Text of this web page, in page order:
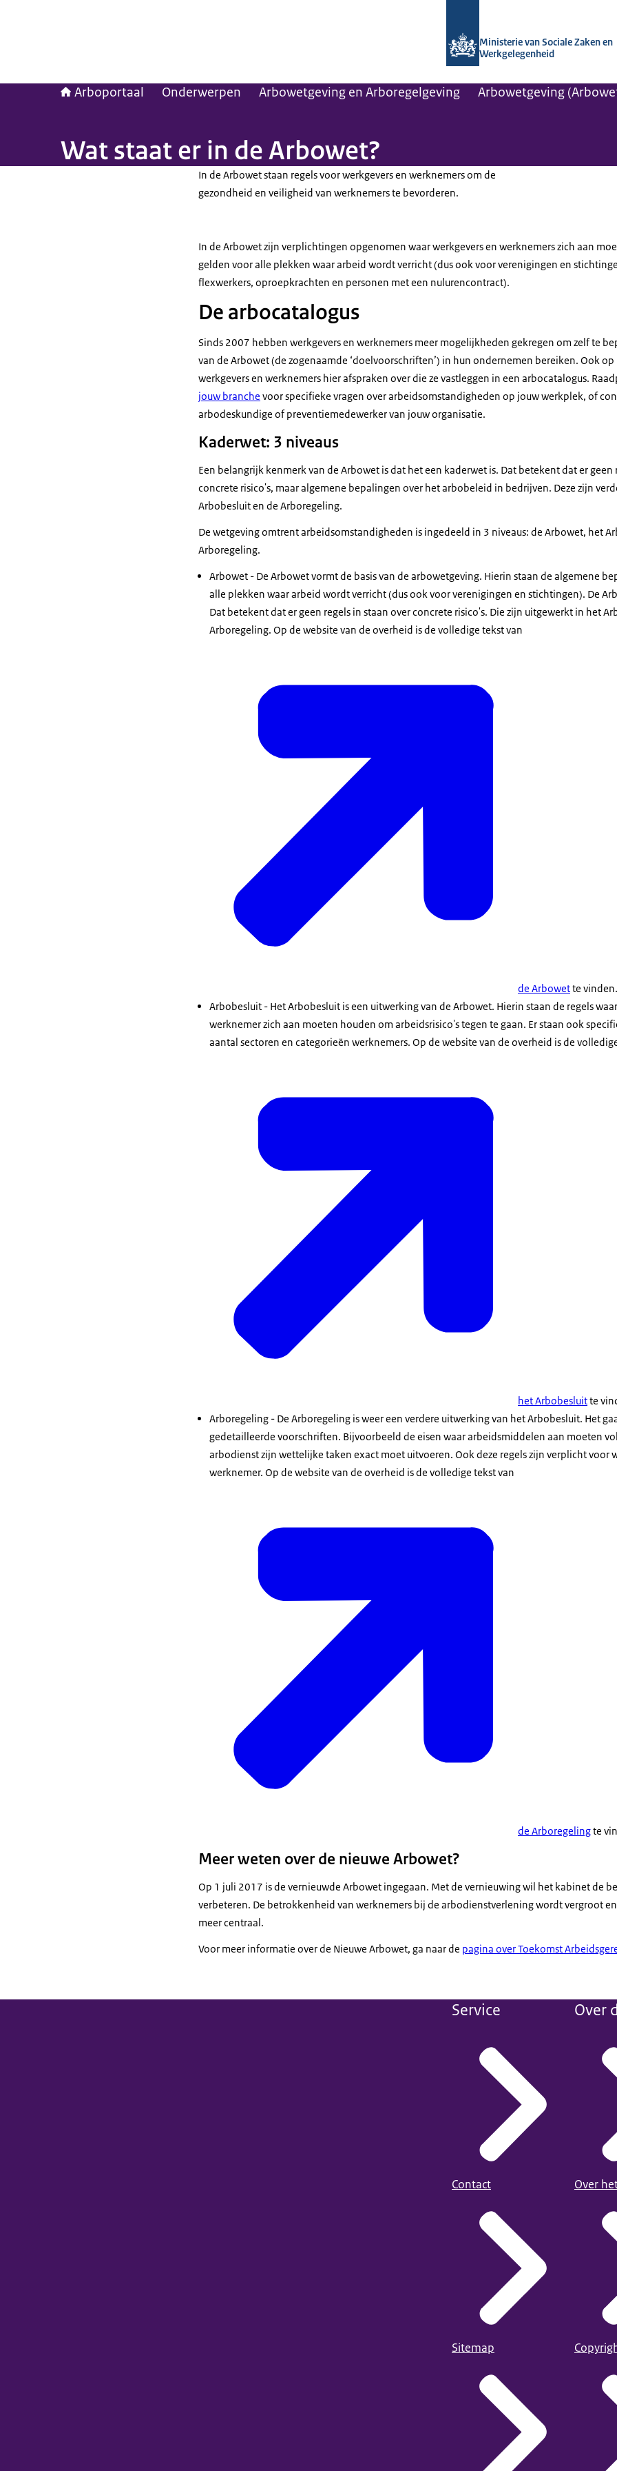
Ministerie van Sociale Zaken en
Werkgelegenheid
Arboportaal Onderwerpen Arbowetgeving en Arboregelgeving Arbowetgeving
Wat staat er in de Arbowet?
In de Arbowet staan regels voor werkgevers en werknemers om de
gezondheid en veiligheid van werknemers te bevorderen.
In de Arbowet zijn verplichtingen opgenomen waar werkgevers en werknemers zich aan
gelden voor alle plekken waar arbeid wordt verricht (dus ook voor verenigingen en
flexwerkers, oproepkrachten en personen met een nulurencontract).
De arbocatalogus
Sinds 2007 hebben werkgevers en werknemers meer mogelijkheden gekregen om zelf te
van de Arbowet (de zogenaamde ‘doelvoorschriften’) in hun ondernemen bereiken. Ook
werkgevers en werknemers hier afspraken over die ze vastleggen in een arbocatalogus.
jouw branche voor specifieke vragen over arbeidsomstandigheden op jouw werkplek, of
arbodeskundige of preventiemedewerker van jouw organisatie.
Kaderwet: 3 niveaus
Een belangrijk kenmerk van de Arbowet is dat het een kaderwet is. Dat betekent dat er geen
concrete risico's, maar algemene bepalingen over het arbobeleid in bedrijven. Deze zijn
Arbobesluit en de Arboregeling.
De wetgeving omtrent arbeidsomstandigheden is ingedeeld in 3 niveaus: de Arbowet, het
Arboregeling.
Arbowet - De Arbowet vormt de basis van de arbowetgeving. Hierin staan de algemene
alle plekken waar arbeid wordt verricht (dus ook voor verenigingen en stichtingen). De
Dat betekent dat er geen regels in staan over concrete risico's. Die zijn uitgewerkt in het
Arboregeling. Op de website van de overheid is de volledige tekst van
de Arbowette vinden.
Arbobesluit - Het Arbobesluit is een uitwerking van de Arbowet. Hierin staan de regels
werknemer zich aan moeten houden om arbeidsrisico's tegen te gaan. Er staan ook
aantal sectoren en categorieën werknemers. Op de website van de overheid is de
het Arbobesluitte
Arboregeling - De Arboregeling is weer een verdere uitwerking van het Arbobesluit. Het
gedetailleerde voorschriften. Bijvoorbeeld de eisen waar arbeidsmiddelen aan moeten
arbodienst zijn wettelijke taken exact moet uitvoeren. Ook deze regels zijn verplicht voor
werknemer. Op de website van de overheid is de volledige tekst van
de Arboregelingte
Meer weten over de nieuwe Arbowet?
Op 1 juli 2017 is de vernieuwde Arbowet ingegaan. Met de vernieuwing wil het kabinet de
verbeteren. De betrokkenheid van werknemers bij de arbodienstverlening wordt vergroot
meer centraal.
Voor meer informatie over de Nieuwe Arbowet, ga naar de pagina over Toekomst
Service
Contact
Sitemap
Over
Over